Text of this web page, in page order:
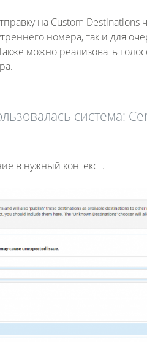
на Custom
номера, так и для
можно реализовать
система:
в нужный контекст.